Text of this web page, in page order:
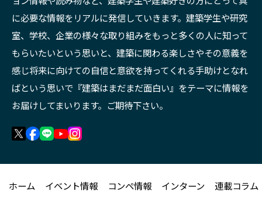
に必要な情報をリアルに発信していきます。建築学生や研究
室、学校、企業の様々な取り組みをもっと多くの人に知って
もらいたいという思いと、建築に関わる楽しさやその意義を
感じ将来に向けての自信と意欲を持ってくれる手助けとなれ
ばという思いで『建築はまだまだ面白い』をテーマに情報を
お届けしてまいります。ご期待下さい。
ホーム イベント情報 コンペ情報 インターン 連載コラム